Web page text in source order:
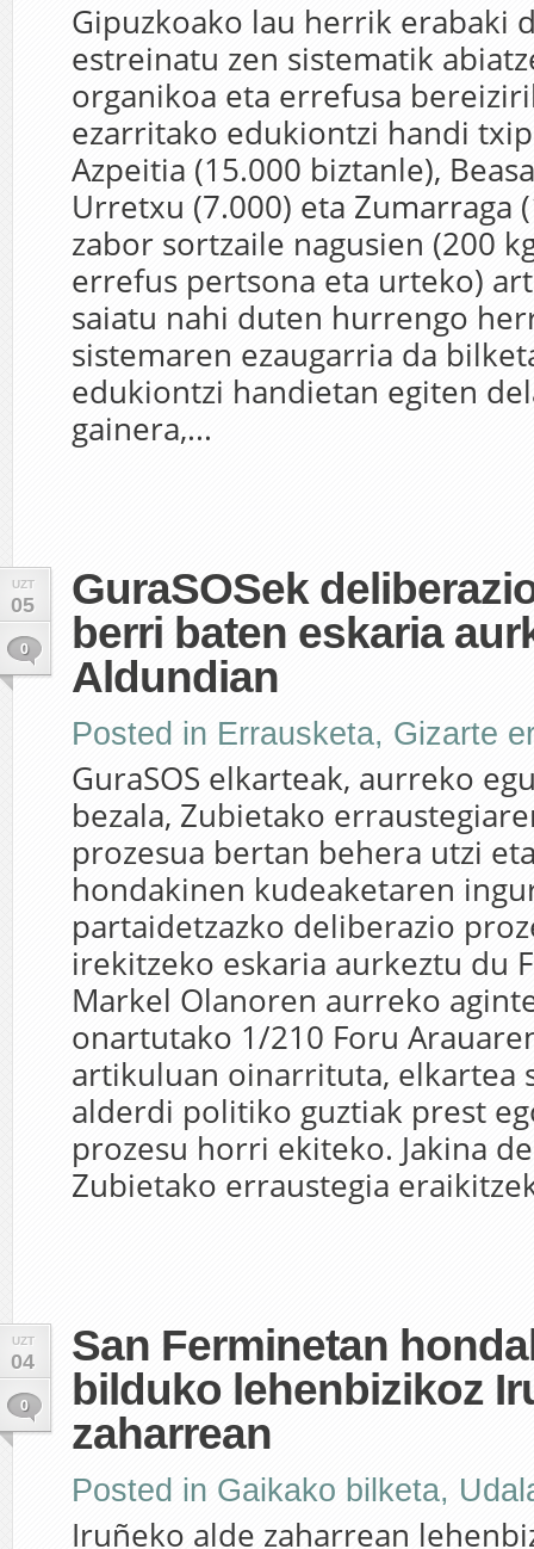
Gipuzkoako lau herrik erabaki
estreinatu zen sistematik
organikoa eta errefusa
ezarritako edukiontzi handi
Azpeitia (15.000 biztanle),
Urretxu (7.000) eta Zumarraga
zabor sortzaile nagusien (200
errefus pertsona eta urteko)
saiatu nahi duten hurrengo
sistemaren ezaugarria da
edukiontzi handietan egiten
gainera,...
UZT
05
0
GuraSOSek
berri baten eskaria
Aldundian
Posted in Errausketa, Gizarte
GuraSOS elkarteak, aurreko
bezala, Zubietako
prozesua bertan behera utzi
hondakinen kudeaketaren
partaidetzazko deliberazio
irekitzeko eskaria aurkeztu du
Markel Olanoren aurreko
onartutako 1/210 Foru
artikuluan oinarrituta, elkartea
alderdi politiko guztiak prest
prozesu horri ekiteko. Jakina
Zubietako erraustegia
UZT
04
0
San Ferminetan
bilduko lehenbizikoz
zaharrean
Posted in Gaikako bilketa,
Iruñeko alde zaharrean